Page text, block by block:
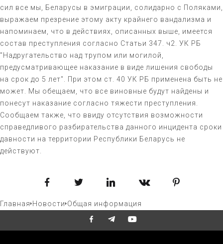
сил все мы, Беларусы в эмиграции, солидарно с Поляками,
выражаем презрение этому акту крайнего вандализма и
напоминаем, что в действиях, описанных выше, имеется
состав преступления согласно Статьи 347. ч2. УК РБ
"Надругательство над трупом или могилой,
предусматривающее наказание в виде лишения свободы
на срок до 5 лет". При этом ст. 40 УК РБ применена быть не
может. Мы обещаем, что все виновные будут найдены и
понесут наказание согласно тяжести преступления.
Сообщаем также, что ввиду отсутствия возможности
справедливого разбирательства данного инцидента сроки
давности на территории Республики Беларусь не
действуют.
Facebook Twitter LinkedIn VKontakte
Главная Новости Общая информация